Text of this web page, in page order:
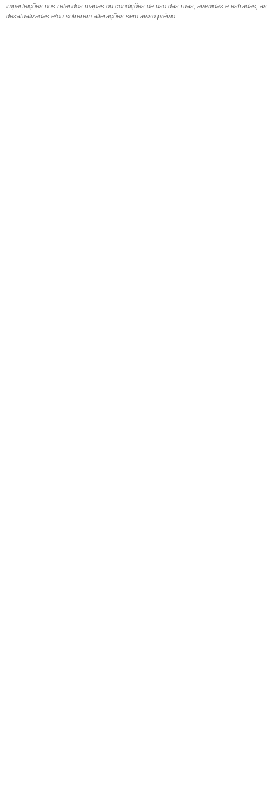
imperfeições nos referidos mapas ou condições de uso das ruas, avenidas e estradas,
desatualizadas e/ou sofrerem alterações sem aviso prévio.